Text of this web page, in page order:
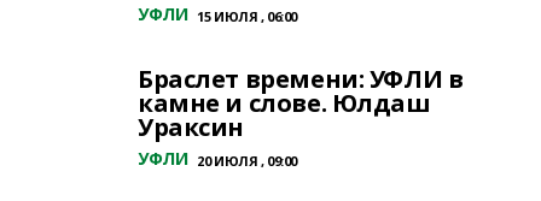
УФЛИ 15 ИЮЛЯ , 06:00
Браслет времени: УФЛИ в
камне и слове. Юлдаш
Ураксин
УФЛИ 20 ИЮЛЯ , 09:00